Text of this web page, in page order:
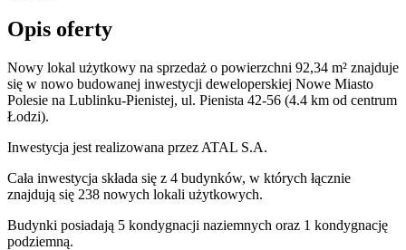
Opis oferty
Nowy lokal użytkowy na sprzedaż o powierzchni 92,34 m² znajduje
się w nowo budowanej inwestycji deweloperskiej Nowe Miasto
Polesie na Lublinku-Pienistej, ul. Pienista 42-56 (4.4 km od centrum
Łodzi).
Inwestycja jest realizowana przez ATAL S.A.
Cała inwestycja składa się z 4 budynków, w których łącznie
znajdują się 238 nowych lokali użytkowych.
Budynki posiadają 5 kondygnacji naziemnych oraz 1 kondygnację
podziemną.